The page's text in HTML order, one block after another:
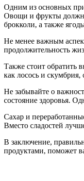
Одним из основных
Овощи и фрукты
брокколи, а также
Не менее важным
продолжительность
Также стоит обратить
как лосось и
Не забывайте о
состояние здоровья.
Сахар и
Вместо сладостей
В заключение,
продуктами, поможет